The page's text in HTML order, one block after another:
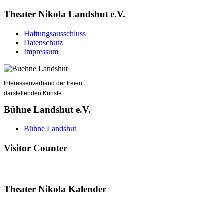
Theater Nikola Landshut e.V.
Haftungsausschluss
Datenschutz
Impressum
Interessenverband der freien
darstellenden Künste
Bühne Landshut e.V.
Bühne Landshut
Visitor Counter
Theater Nikola Kalender